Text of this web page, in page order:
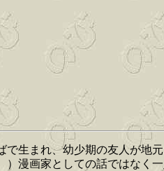
生まれ、幼少期の友人が地
漫画家としての話ではなく